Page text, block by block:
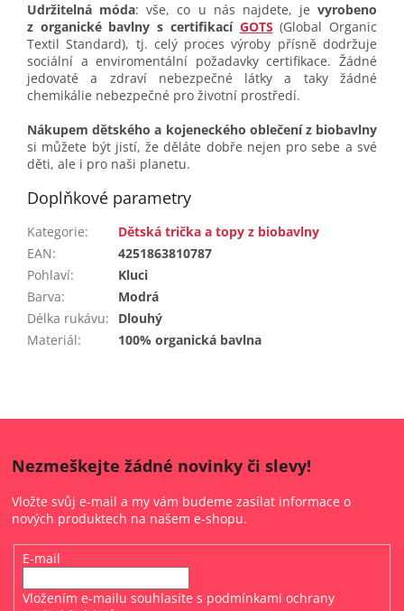
Udržitelná móda: vše, co u nás najdete, je vyrobeno
z organické bavlny s certifikací GOTS (Global Organic
Textil Standard), tj. celý proces výroby přísně dodržuje
sociální a enviromentální požadavky certifikace. Žádné
jedovaté a zdraví nebezpečné látky a taky žádné
chemikálie nebezpečné pro životní prostředí.
Nákupem dětského a kojeneckého oblečení z biobavlny
si můžete být jistí, že děláte dobře nejen pro sebe a své
děti, ale i pro naši planetu.
Doplňkové parametry
Kategorie:
Dětská trička a topy z biobavlny
EAN:
4251863810787
Pohlaví:
Kluci
Barva:
Modrá
Délka rukávu:
Dlouhý
Materiál: 100% organická bavlna
Nezmeškejte žádné novinky či slevy!
Vložte svůj e-mail a my vám budeme zasílat informace o
nových produktech na našem e-shopu.
E-mail
Vložením e-mailu souhlasíte s podmínkami ochrany